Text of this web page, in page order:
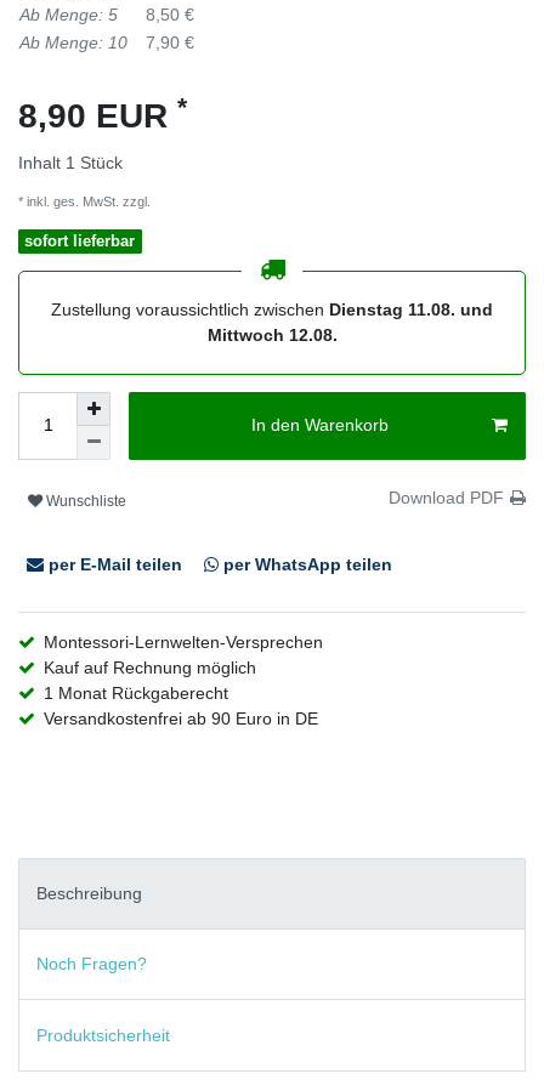
Ab Menge: 5
8,50 €
Ab Menge: 10
7,90 €
8,90 EUR *
Inhalt 1 Stück
* inkl. ges. MwSt. zzgl.
sofort lieferbar
Zustellung voraussichtlich zwischen Dienstag 11.08. und
Mittwoch 12.08.
In den Warenkorb
Wunschliste Download PDF
per E-Mail teilen per WhatsApp teilen
Montessori-Lernwelten-Versprechen
Kauf auf Rechnung möglich
1 Monat Rückgaberecht
Versandkostenfrei ab 90 Euro in DE
Beschreibung
Noch Fragen?
Produktsicherheit